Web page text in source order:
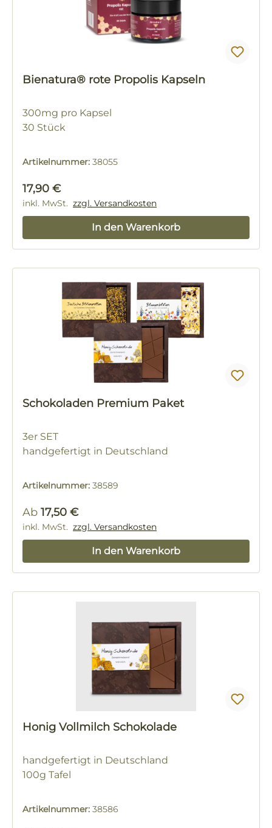
Bienatura® rote Propolis Kapseln
300mg pro Kapsel
30 Stück
Artikelnummer: 38055
Regulärer Preis:
17,90 €
inkl. MwSt. zzgl. Versandkosten
In den Warenkorb
Schokoladen Premium Paket
3er SET
handgefertigt in Deutschland
Artikelnummer: 38589
Regulärer Preis:
Ab 17,50 €
inkl. MwSt. zzgl. Versandkosten
In den Warenkorb
Honig Vollmilch Schokolade
handgefertigt in Deutschland
100g Tafel
Artikelnummer: 38586